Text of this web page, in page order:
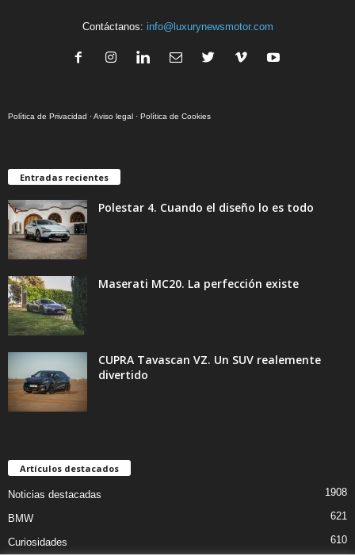
Contáctanos: info@luxurynewsmotor.com
Política de Privacidad ·Aviso legal · Política de Cookies
Entradas recientes
Polestar 4. Cuando el diseño lo es todo
Maserati MC20. La perfección existe
CUPRA Tavascan VZ. Un SUV realemente
divertido
Artículos destacados
Noticias destacadas 1908
BMW 621
Curiosidades 610